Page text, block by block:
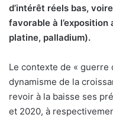
o
u
r
d’intérêt réels bas,
favorable à
platine, palladium).
Le contexte de « guerre
dynamisme de la
revoir à la baisse ses
et 2020, à